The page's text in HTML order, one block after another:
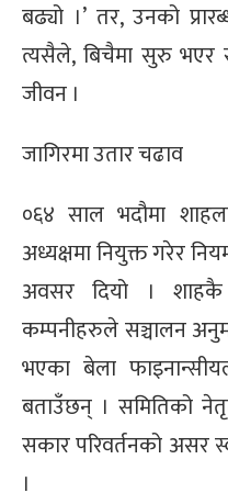
बढ्यो ।’ तर, उनको
त्यसैले, बिचैमा सुरु
जीवन ।
जागिरमा उतार चढाव
०६४ साल भदौमा
अध्यक्षमा नियुक्त गरेर
अवसर दियो । शाहकै
कम्पनीहरुले सञ्चालन
भएका बेला
बताउँछन् । समितिको
सकार परिवर्तनको असर
।